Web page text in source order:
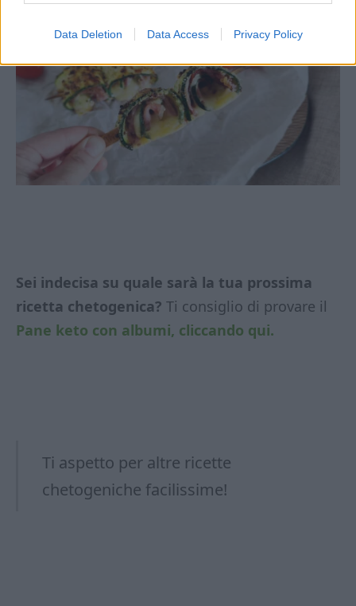
Data Deletion Data Access Privacy Policy
Sei indecisa su quale sarà la tua prossima
ricetta chetogenica? Ti consiglio di provare il
Pane keto con albumi, cliccando qui.
Ti aspetto per altre ricette
chetogeniche facilissime!